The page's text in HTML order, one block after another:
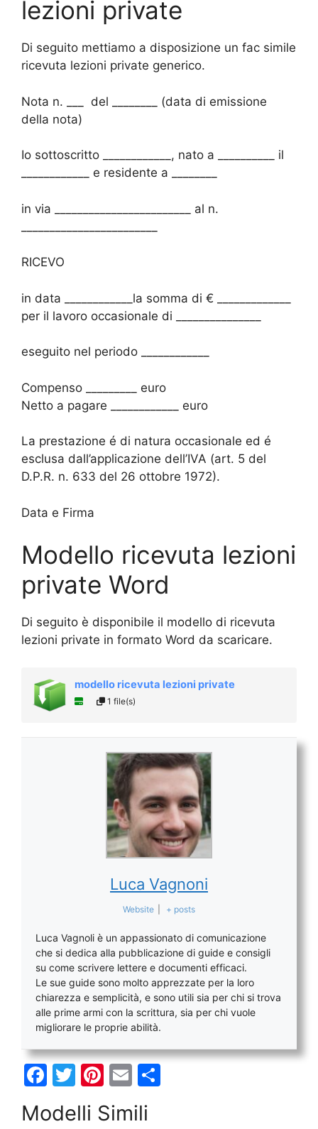
lezioni private
Di seguito mettiamo a disposizione un fac simile
ricevuta lezioni private generico.
Nota n. ___ del ________ (data di emissione
della nota)
Io sottoscritto ____________, nato a __________ il
____________ e residente a ________
in via ________________________ al n.
RICEVO
in data ____________la somma di € _____________
per il lavoro occasionale di _______________
eseguito nel periodo ____________
Compenso _________ euro
Netto a pagare ____________ euro
La prestazione é di natura occasionale ed é
esclusa dall’applicazione dell’IVA (art. 5 del
D.P.R. n. 633 del 26 ottobre 1972).
Data e Firma
Modello ricevuta lezioni
private Word
Di seguito è disponibile il modello di ricevuta
lezioni private in formato Word da scaricare.
modello ricevuta lezioni private
1 file(s)
Luca Vagnoni
Website + posts
Luca Vagnoli è un appassionato di comunicazione
che si dedica alla pubblicazione di guide e consigli
su come scrivere lettere e documenti efficaci.
Le sue guide sono molto apprezzate per la loro
chiarezza e semplicità, e sono utili sia per chi si trova
alle prime armi con la scrittura, sia per chi vuole
migliorare le proprie abilità.
F
c
T
itt
Pi
er
E
ai
Modelli Simili